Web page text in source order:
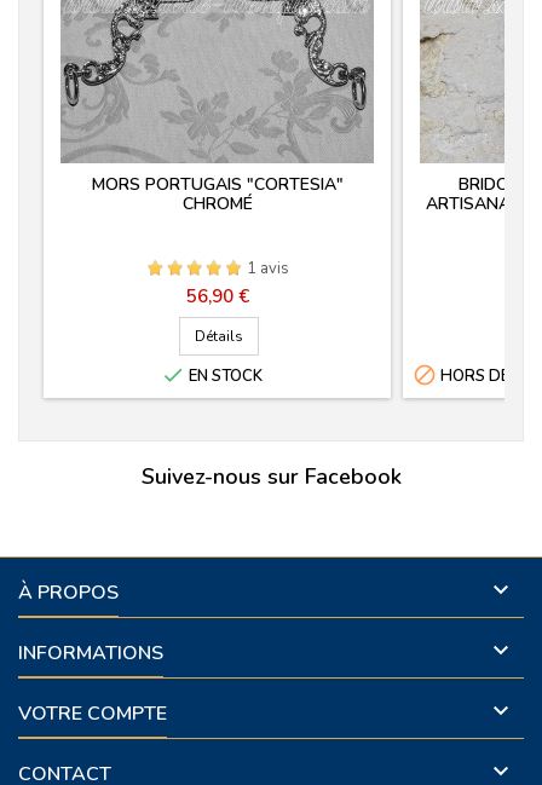
MORS PORTUGAIS "CORTESIA"
CHROMÉ
1 avis
Prix
56,90 €
Détails
 EN STOCK
BRIDON
ARTISANAL
 HORS DE
Suivez-nous sur Facebook
À PROPOS 
INFORMATIONS 
VOTRE COMPTE 
CONTACT 